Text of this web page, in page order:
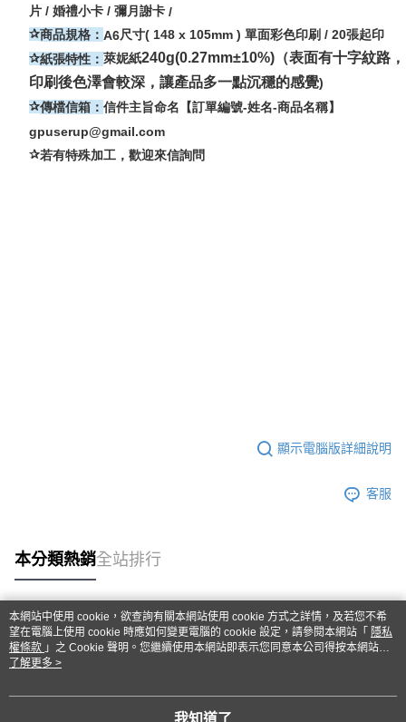
片 / 婚禮小卡 / 彌月謝卡 /
✰商品規格： A6尺寸( 148 x 105mm ) 單面彩色印刷 / 20張起印
✰紙張特性： 萊妮紙240g(0.27mm±10%)（表面有十字紋路，
印刷後色澤會較深，讓產品多一點沉穩的感覺)
✰傳檔信箱： 信件主旨命名【訂單編號-姓名-商品名稱】
gpuserup@gmail.com
✰若有特殊加工，歡迎來信詢問
顯示電腦版詳細說明
客服
本分類熱銷全站排行
熱門標籤
本網站中使用 cookie，欲查詢有關本網站使用 cookie 方式之詳情，及若您不希
望在電腦上使用 cookie 時應如何變更電腦的 cookie 設定，請參閱本網站「 隱私
權條款 」之 Cookie 聲明。您繼續使用本網站即表示您同意本公司得按本網站使
用條款之 Cookie 聲明使用 cookie。
了解更多 >
我知道了